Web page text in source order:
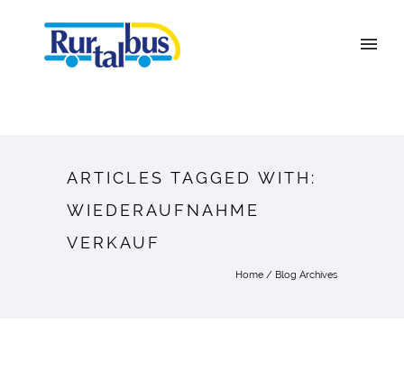
ARTICLES TAGGED WITH:
WIEDERAUFNAHME
VERKAUF
Home / Blog Archives